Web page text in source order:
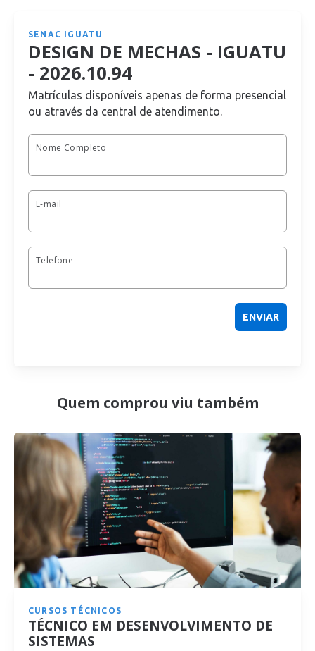
SENAC IGUATU
DESIGN DE MECHAS - IGUATU
- 2026.10.94
Matrículas disponíveis apenas de forma presencial
ou através da central de atendimento.
Nome Completo
E-mail
Telefone
Quem comprou viu também
CURSOS TÉCNICOS
TÉCNICO EM DESENVOLVIMENTO DE
SISTEMAS